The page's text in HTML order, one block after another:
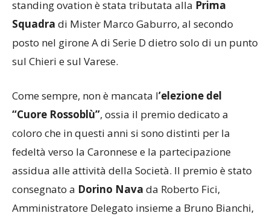
rose più giovani del girone. Una vera e propria
standing ovation è stata tributata allaPrima
Squadra di Mister Marco Gaburro, al secondo
posto nel girone A di Serie D dietro solo di un punto
Come sempre, non è mancata l’elezione del
“Cuore Rossoblù”, ossia il premio dedicato a
coloro che in questi anni si sono distinti per la
fedeltà verso la Caronnese e la partecipazione
assidua alle attività della Società. Il premio è stato
consegnato aDorino Navada Roberto Fici,